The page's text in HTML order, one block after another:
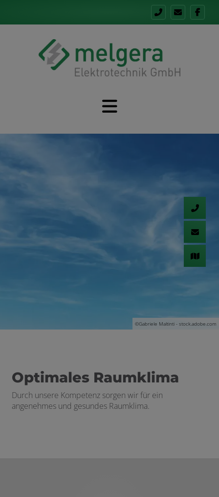
©Gabriele Maltinti - stock.adobe.com
Optimales Raumklima
Durch unsere Kompetenz sorgen wir für ein
angenehmes und gesundes Raumklima.